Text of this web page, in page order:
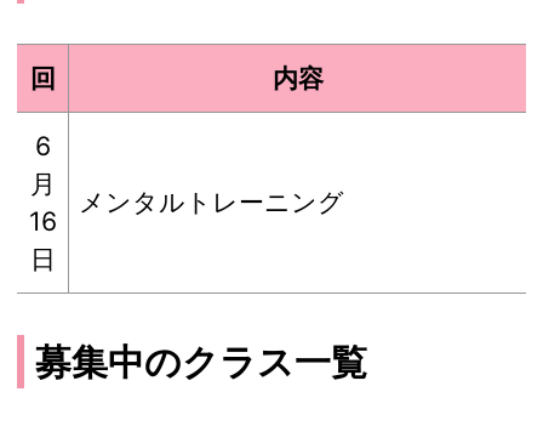
回 内容
6
月
16
日
メンタルトレーニング
募集中のクラス一覧